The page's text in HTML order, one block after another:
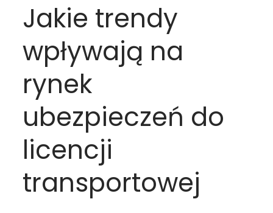
Jakie trendy
wpływają na
rynek
ubezpieczeń do
licencji
transportowej